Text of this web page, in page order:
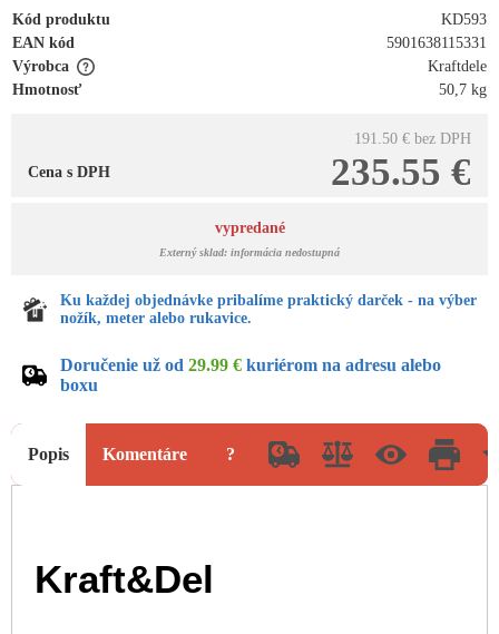
Kód produktu
KD593
EAN kód
5901638115331
Výrobca
Kraftdele
Hmotnosť
50,7 kg
191.50 € bez DPH
235.55 €
Cena s DPH
vypredané
Externý sklad: informácia nedostupná
Ku každej objednávke pribalíme praktický darček - na výber
nožík, meter alebo rukavice.
Doručenie už od 29.99 € kuriérom na adresu alebo
boxu
Popis Komentáre ?
Kraft&Del